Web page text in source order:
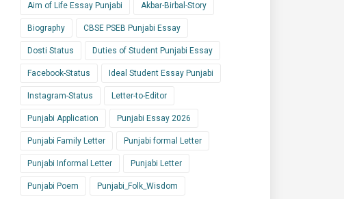
Aim of Life Essay Punjabi Akbar-Birbal-Story
Biography CBSE PSEB Punjabi Essay
Dosti Status Duties of Student Punjabi Essay
Facebook-Status Ideal Student Essay Punjabi
Instagram-Status Letter-to-Editor
Punjabi Application Punjabi Essay 2026
Punjabi Family Letter Punjabi formal Letter
Punjabi Informal Letter Punjabi Letter
Punjabi Poem Punjabi_Folk_Wisdom